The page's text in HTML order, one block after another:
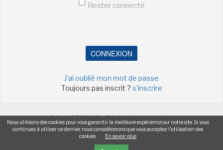
Rester connecté
CONNEXION
J'ai oublié mon mot de passe
Toujours pas inscrit ? s'inscrire
©ActuSF 2018 - Réalisation :Addictic
Mentions légales - Cookies - Publicités - Données personnelles
Plan du site
Nous utilisons des cookies pour vous garantir la meilleure expérience sur notre site. Si vous
continuez à utiliser ce dernier, nous considérerons que vous acceptez l'utilisation des
cookies.
En savoir plus